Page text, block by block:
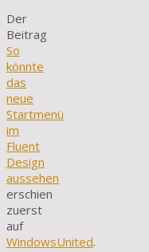
Der
Beitrag
So
könnte
das
neue
Startmenü
im
Fluent
Design
aussehen
erschien
zuerst
auf
WindowsUnited.